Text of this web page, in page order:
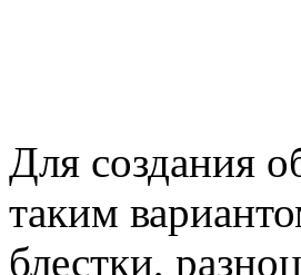
Для создания
таким
блестки,